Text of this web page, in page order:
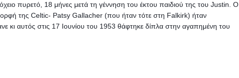
πυρετό, 18 μήνες μετά τη γέννηση του έκτου παιδιού της του Justin. O
της Celtic- Patsy Gallacher (που ήταν τότε στη Falkirk) ήταν
κι αυτός στις 17 Ιουνίου του 1953 θάφτηκε δίπλα στην αγαπημένη του